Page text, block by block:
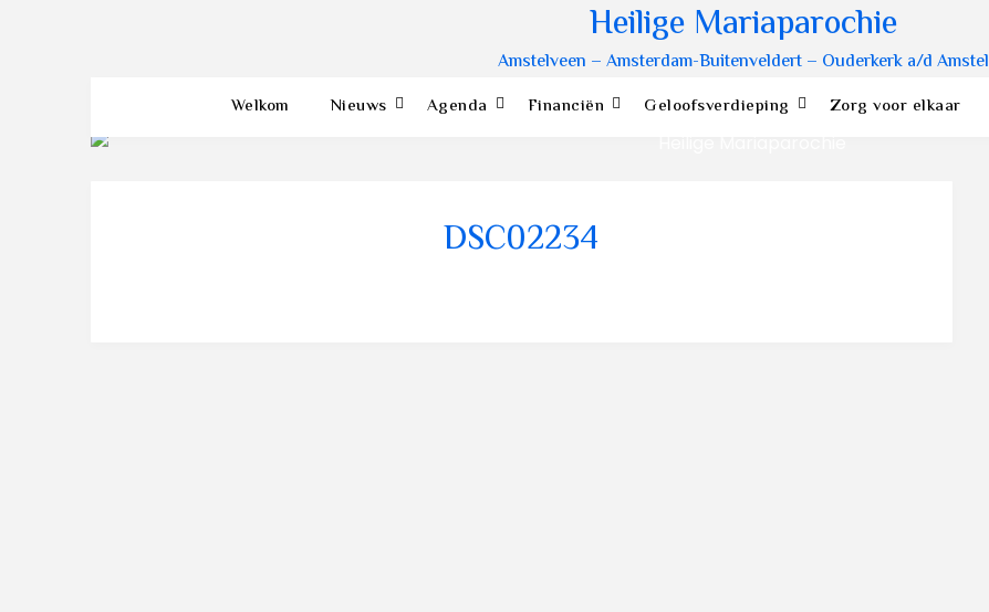
Heilige Mariaparochie
Amstelveen – Amsterdam-Buitenveldert – Ouderkerk a/d Amstel
Welkom Nieuws Agenda Financiën Geloofsverdieping Zorg voor elkaar
DSC02234